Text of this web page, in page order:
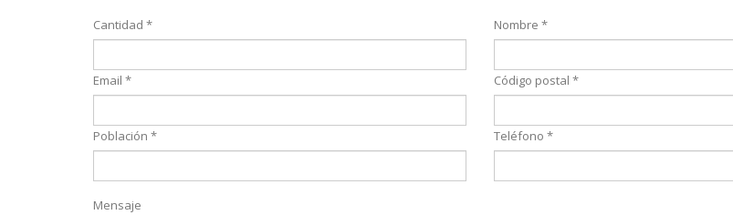
Cantidad * Nombre *
Email * Código postal *
Población * Teléfono *
Mensaje